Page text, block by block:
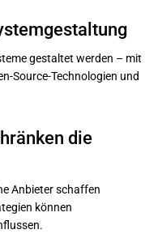
gestaltet werden – mit
und
die
Anbieter schaffen
können